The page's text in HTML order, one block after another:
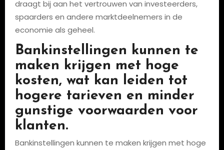
draagt bij aan het vertrouwen van investeerders,
spaarders en andere marktdeelnemers in de
economie als geheel.
Bankinstellingen kunnen te
maken krijgen met hoge
kosten, wat kan leiden tot
hogere tarieven en minder
gunstige voorwaarden voor
klanten.
Bankinstellingen kunnen te maken krijgen met hoge